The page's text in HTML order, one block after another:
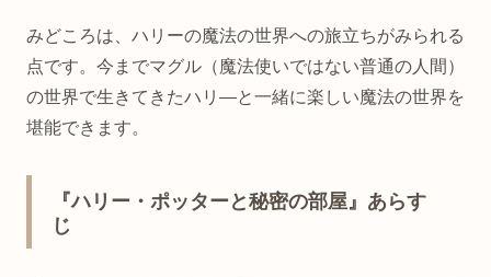
みどころは、ハリーの魔法の世界への旅立ちがみられる
点です。今までマグル（魔法使いではない普通の人間）
の世界で生きてきたハリ―と一緒に楽しい魔法の世界を
堪能できます。
『ハリー・ポッターと秘密の部屋』あらす
じ